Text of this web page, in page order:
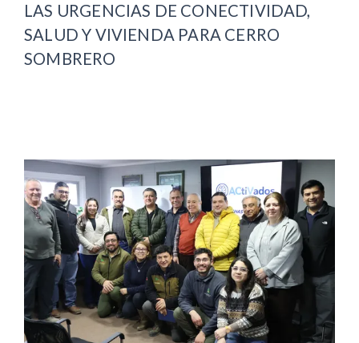
LAS URGENCIAS DE CONECTIVIDAD,
SALUD Y VIVIENDA PARA CERRO
SOMBRERO